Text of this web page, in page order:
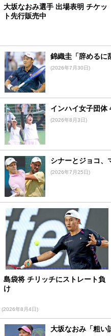
大坂なおみ選手 出場表明 チケッ
ト先行販売中
錦織圭「辞めるに
(2026年7月30日)
インハイ女子団体
(2026年8月3日)
シナーとジョコ、
(2026年7月25日)
島袋将 チリッチにストレート負
け
(2026年8月4日)
大坂なおみ「粗い